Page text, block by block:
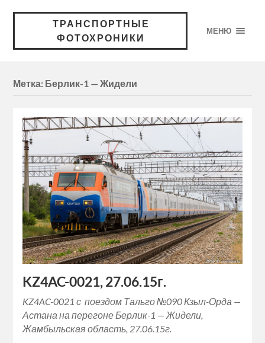
ТРАНСПОРТНЫЕ
ФОТОХРОНИКИ
МЕНЮ
Метка: Берлик-1 — Жидели
KZ4AC-0021, 27.06.15г.
KZ4AC-0021 с поездом Тальго №090 Кзыл-Орда —
Астана на перегоне Берлик-1 — Жидели,
Жамбыльская область, 27.06.15г.